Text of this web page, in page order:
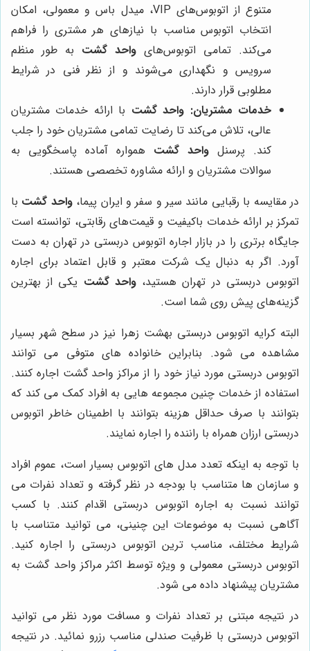
متنوع از اتوبوس‌های VIP، میدل باس و معمولی، امکان
انتخاب اتوبوس مناسب با نیازهای هر مشتری را فراهم
می‌کند. تمامی اتوبوس‌های واحد گشت به طور منظم
سرویس و نگهداری می‌شوند و از نظر فنی در شرایط
مطلوبی قرار دارند.
خدمات مشتریان: واحد گشت با ارائه خدمات مشتریان
عالی، تلاش می‌کند تا رضایت تمامی مشتریان خود را جلب
کند. پرسنل واحد گشت همواره آماده پاسخگویی به
سوالات مشتریان و ارائه مشاوره تخصصی هستند.
در مقایسه با رقبایی مانند سیر و سفر و ایران پیما،واحد گشت با
تمرکز بر ارائه خدمات باکیفیت و قیمت‌های رقابتی، توانسته است
جایگاه برتری را در بازار اجاره اتوبوس دربستی در تهران به دست
آورد. اگر به دنبال یک شرکت معتبر و قابل اعتماد برای اجاره
اتوبوس دربستی در تهران هستید،واحد گشت یکی از بهترین
گزینه‌های پیش روی شما است.
البته کرایه اتوبوس دربستی بهشت زهرا نیز در سطح شهر بسیار
مشاهده می شود. بنابراین خانواده های متوفی می توانند
اتوبوس دربستی مورد نیاز خود را از مراکز واحد گشت اجاره کنند.
استفاده از خدمات چنین مجموعه هایی به افراد کمک می کند که
بتوانند با صرف حداقل هزینه بتوانند با اطمینان خاطر اتوبوس
دربستی ارزان همراه با راننده را اجاره نمایند.
با توجه به اینکه تعدد مدل های اتوبوس بسیار است، عموم افراد
و سازمان ها متناسب با بودجه در نظر گرفته و تعداد نفرات می
توانند نسبت به اجاره اتوبوس دربستی اقدام کنند. با کسب
آگاهی نسبت به موضوعات این چنینی، می توانید متناسب با
شرایط مختلف، مناسب ترین اتوبوس دربستی را اجاره کنید.
اتوبوس دربستی معمولی و ویژه توسط اکثر مراکز واحد گشت به
مشتریان پیشنهاد داده می شود.
در نتیجه مبتنی بر تعداد نفرات و مسافت مورد نظر می توانید
اتوبوس دربستی با ظرفیت صندلی مناسب رزرو نمائید. در نتیجه